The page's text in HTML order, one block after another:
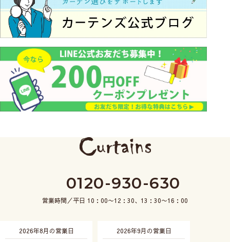
0120-930-630
営業時間／平日 10：00〜12：30、13：30〜16：00
2026年8月の営業日 2026年9月の営業日